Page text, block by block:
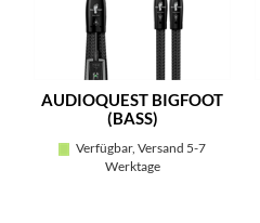
AUDIOQUEST BIGFOOT
(BASS)
Verfügbar, Versand 5-7
Werktage